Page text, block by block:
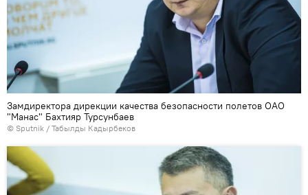
Замдиректора дирекции качества безопасности полетов ОАО
"Манас" Бахтияр Турсунбаев
© Sputnik / Табылды Кадырбеков